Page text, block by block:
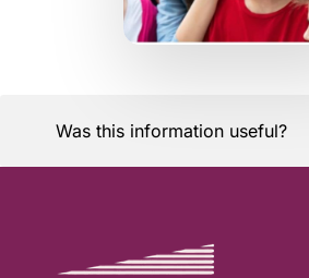
Was this information useful?